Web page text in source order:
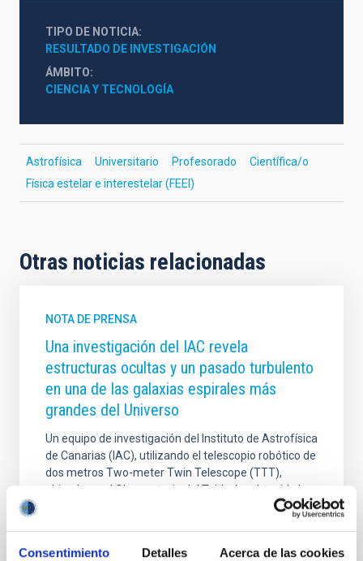
Consentimiento Detalles Acerca de las cookies
TIPO DE NOTICIA
RESULTADO DE INVESTIGACIÓN
ÁMBITO
CIENCIA Y TECNOLOGÍA
Astrofísica Universitario Profesorado
Científica/o
Física estelar e interestelar (FEEI)
Otras noticias relacionadas
NOTA DE PRENSA
Una investigación del IAC revela
estructuras ocultas y un pasado turbulento
en una de las galaxias espirales más
grandes del Universo
Un equipo de investigación del Instituto de Astrofísica
de Canarias (IAC), utilizando el telescopio robótico de
dos metros Two-meter Twin Telescope (TTT),
ubicado en el Observatorio del Teide, ha obtenido las
imágenes en luz visible más profundas jamás
observaciones ultraprofundas han revelado